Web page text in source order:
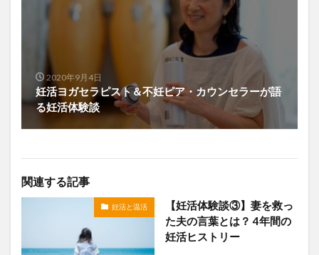
2020年9月4日
妊活ヨガセラピスト＆不妊ピア・カウンセラーが語
る妊活体験談
関連する記事
妊活と温活
【妊活体験談③】妻を救っ
た夫の言葉とは？ 4年間の
妊活ヒストリー